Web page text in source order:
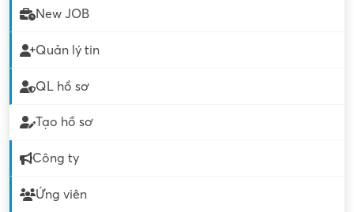
New JOB
Quản lý tin
QL hồ sơ
Tạo hồ sơ
Công ty
Ứng viên